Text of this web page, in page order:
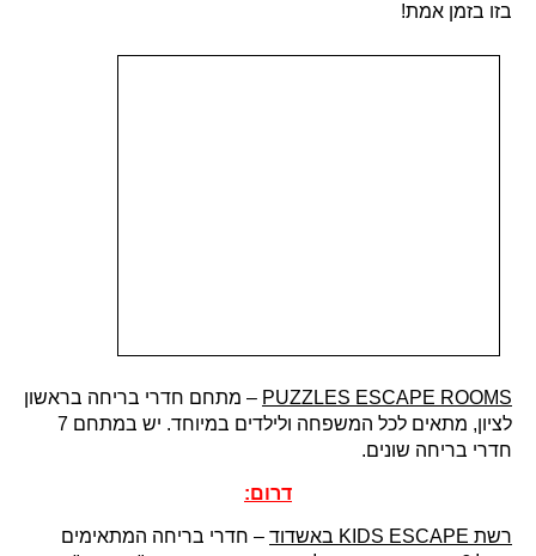
בזו בזמן אמת!
PUZZLES ESCAPE ROOMS – מתחם חדרי בריחה בראשון
לציון, מתאים לכל המשפחה ולילדים במיוחד. יש במתחם 7
חדרי בריחה שונים.
דרום:
רשת KIDS ESCAPE באשדוד
– חדרי בריחה המתאימים